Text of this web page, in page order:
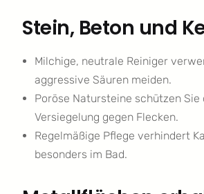
Stein, Beton und
Milchige, neutrale Reiniger
aggressive Säuren meiden.
Poröse Natursteine schützen Sie
Versiegelung gegen Flecken.
Regelmäßige Pflege verhindert
besonders im Bad.